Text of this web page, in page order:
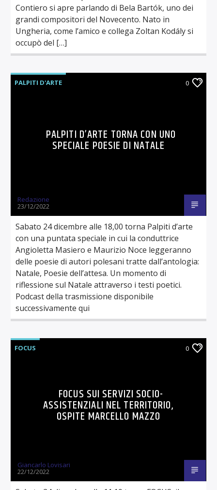
Contiero si apre parlando di Bela Bartók, uno dei
grandi compositori del Novecento. Nato in
Ungheria, come l’amico e collega Zoltan Kodály si
occupò del […]
PALPITI D'ARTE 0
PALPITI D’ARTE TORNA CON UNO
SPECIALE POESIE DI NATALE
Redazione
23/12/2022
Sabato 24 dicembre alle 18,00 torna Palpiti d’arte
con una puntata speciale in cui la conduttrice
Angioletta Masiero e Maurizio Noce leggeranno
delle poesie di autori polesani tratte dall’antologia:
Natale, Poesie dell’attesa. Un momento di
riflessione sul Natale attraverso i testi poetici.
Podcast della trasmissione disponibile
successivamente qui
FOCUS 0
FOCUS SUI SERVIZI SOCIO-
ASSISTENZIALI NEL TERRITORIO,
OSPITE MARCELLO MAZZO
Giancarlo Lovisari
22/12/2022